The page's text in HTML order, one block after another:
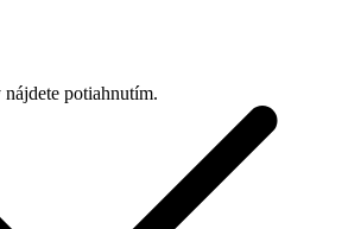
potiahnutím.